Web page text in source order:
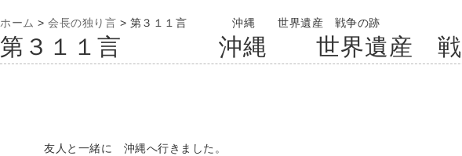
ホーム > 会長の独り言 > 第３１１言 沖縄 世界遺産 戦争の跡
第３１１言 沖縄 世界遺産 戦
友人と一緒に 沖縄へ行きました。